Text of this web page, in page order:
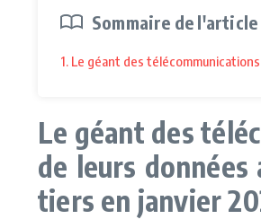
Sommaire de l'article
1. Le géant des
Le géant des
de leurs
tiers en janvier